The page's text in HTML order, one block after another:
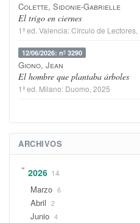
Colette, Sidonie-Gabrielle
El trigo en ciernes
1ª ed. Valencia:Círculo de Lectores
12/06/2026: nº 3290
Giono, Jean
El hombre que plantaba árboles
1ª ed. Milano: Duomo , 2025
ARCHIVOS
2026 14
Marzo 6
Abril 2
Junio 4